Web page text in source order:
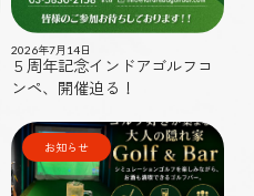
2026年7月14日
５周年記念インドアゴルフコ
ンペ、開催迫る！
お知らせ